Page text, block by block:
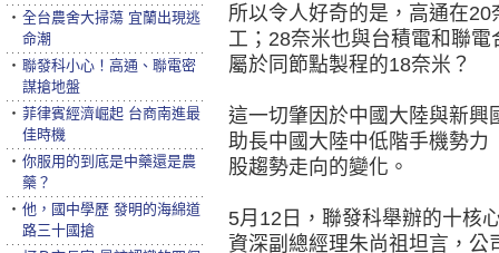
所以令人好奇的是，高通在
工；28奈米也與台積電和聯
屬於同節點製程的18奈米？
這一切肇因於中國大陸與新興
助長中國大陸中低階手機勢力
股趨勢走向的變化。
5月12日，聯發科舉辦的十核
資深副總經理朱尚祖坦言，公
‧ 全台農舍大掃蕩 宜蘭出現逃
命潮
‧ 聯發科小心！高通、聯電密
謀搶地盤
‧ 菲律賓經濟崛起 台商南進最
佳時機
‧ 你服用的到底是中藥還是農
藥？
‧ 他，國中學歷 發明的海綿道
路三十國搶